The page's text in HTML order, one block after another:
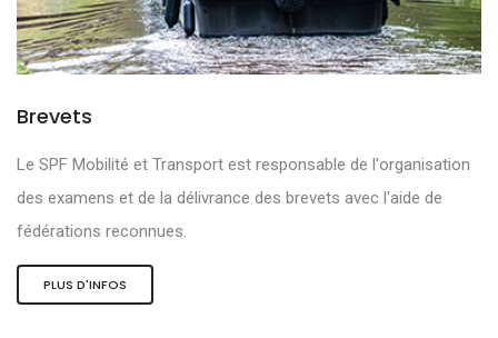
Brevets
Le SPF Mobilité et Transport est responsable de l'organisation
des examens et de la délivrance des brevets avec l'aide de
fédérations reconnues.
PLUS D'INFOS